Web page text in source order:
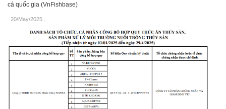
cá quốc gia (VnFishbase)
20/May/2025